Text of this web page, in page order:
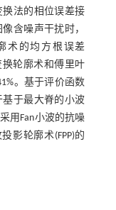
法的相位误差接
含噪声干扰时，
术的均方根误差
换轮廓术和傅里叶
。基于评价函数
于最大脊的小波
用Fan小波的抗噪
影轮廓术(FPP)的